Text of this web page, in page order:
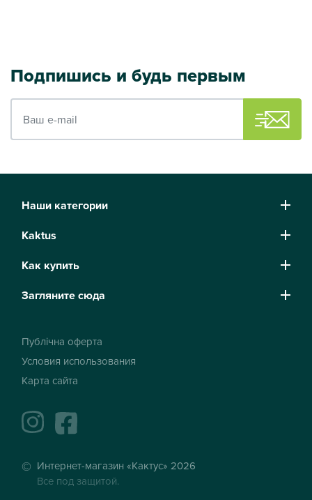
Подпишись и будь первым
Наши категории
Kaktus
Как купить
Загляните сюда
Публічна оферта
Условия использования
Карта сайта
instagramfacebook
Интернет-магазин «Кактус» 2026
Все под защитой.